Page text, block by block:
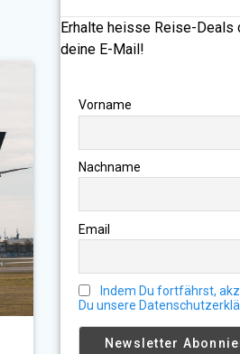
Erhalte heisse Reise-Deals
deine E-Mail!
Vorname
Nachname
Email
Indem Du fortfährst,
Du unsere